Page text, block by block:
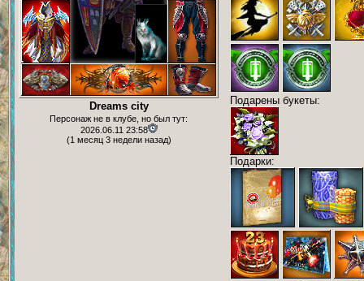
Dreams city
Персонаж не в клубе, но был тут:
2026.06.11 23:58
(1 месяц 3 недели назад)
Подарены букеты:
Подарки: